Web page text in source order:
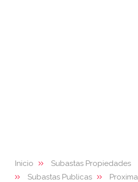
Inicio
Subastas Propiedades
Subastas Publicas